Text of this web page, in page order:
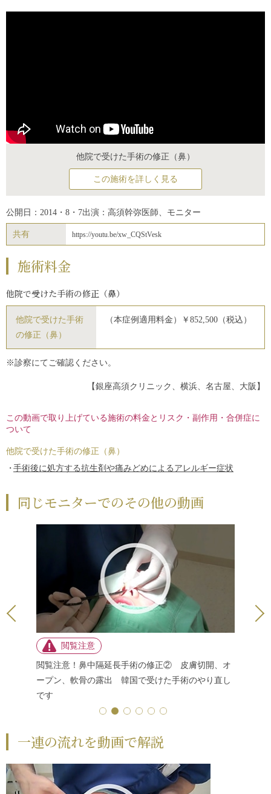
他院で受けた手術の修正（鼻）
この施術を詳しく見る
公開日：2014・8・7出演：高須幹弥医師、モニター
共有 https://youtu.be/xw_CQStVesk
施術料金
他院で受けた手術の修正（鼻）
他院で受けた手術
の修正（鼻）
（本症例適用料金）￥852,500（税込）
※診察にてご確認ください。
【銀座高須クリニック、横浜、名古屋、大阪】
この動画で取り上げている施術の料金とリスク・副作用・合併症に
ついて
他院で受けた手術の修正（鼻）
手術後に処方する抗生剤や痛みどめによるアレルギー症状
同じモニターでのその他の動画
閲覧注意！鼻中隔延長手術の修正② 皮膚切開、オ
ープン、軟骨の露出 韓国で受けた手術のやり直し
です
一連の流れを動画で解説